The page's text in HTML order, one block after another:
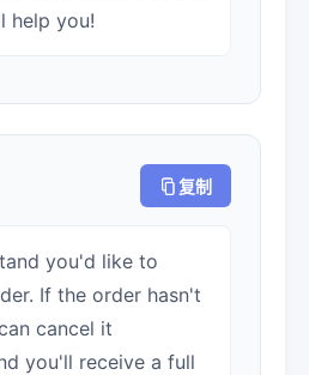
help you!
复制
you'd like to
If the order hasn't
cancel it
you'll receive a full